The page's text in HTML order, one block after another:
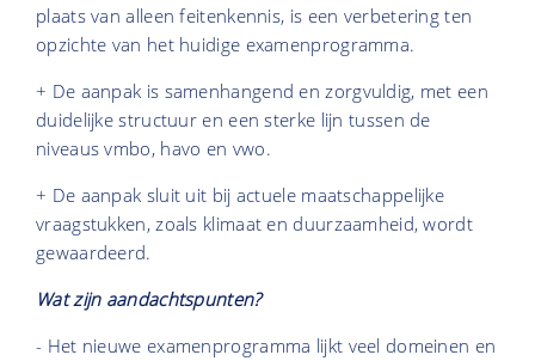
plaats van alleen feitenkennis, is een verbetering ten
opzichte van het huidige examenprogramma.
+ De aanpak is samenhangend en zorgvuldig, met een
duidelijke structuur en een sterke lijn tussen de
niveaus vmbo, havo en vwo.
+ De aanpak sluit uit bij actuele maatschappelijke
vraagstukken, zoals klimaat en duurzaamheid, wordt
gewaardeerd.
Wat zijn aandachtspunten?
- Het nieuwe examenprogramma lijkt veel domeinen en